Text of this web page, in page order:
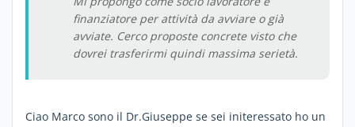
finanziatore per attività da avviare o già
avviate. Cerco proposte concrete visto che
dovrei trasferirmi quindi massima serietà.
Ciao Marco sono il Dr.Giuseppe se sei initeressato ho un